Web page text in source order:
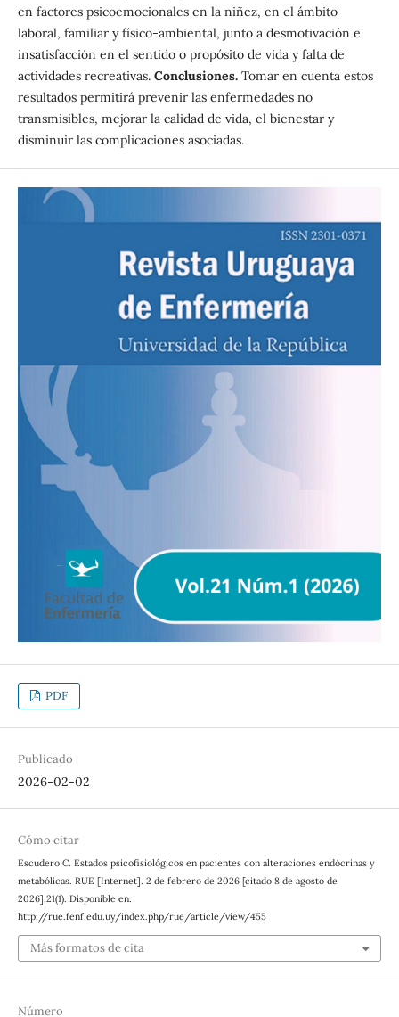
en factores psicoemocionales en la niñez, en el ámbito
laboral, familiar y físico-ambiental, junto a desmotivación e
insatisfacción en el sentido o propósito de vida y falta de
actividades recreativas. Conclusiones.Tomar en cuenta estos
resultados permitirá prevenir las enfermedades no
transmisibles, mejorar la calidad de vida, el bienestar y
disminuir las complicaciones asociadas.
PDF
Publicado
2026-02-02
Cómo citar
Escudero C. Estados psicofisiológicos en pacientes con alteraciones endócrinas y
metabólicas. RUE [Internet]. 2 de febrero de 2026 [citado 8 de agosto de
2026];21(1). Disponible en:
http://rue.fenf.edu.uy/index.php/rue/article/view/455
Más formatos de cita
Número